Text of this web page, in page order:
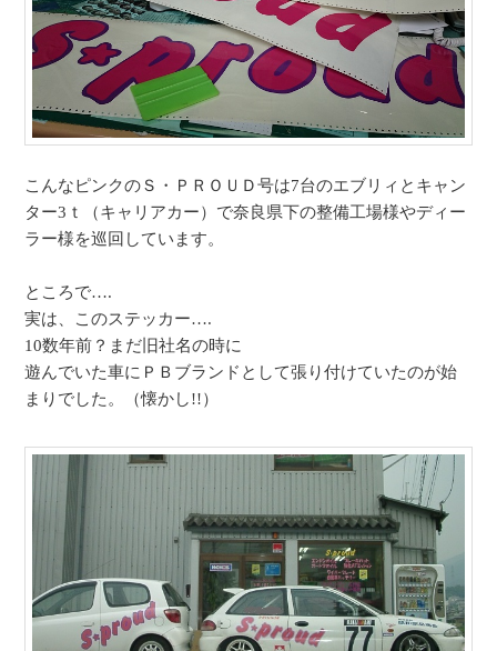
こんなピンクのＳ・ＰＲＯＵＤ号は7台のエブリィとキャン
ター3ｔ（キャリアカー）で奈良県下の整備工場様やディー
ラー様を巡回しています。
ところで….
実は、このステッカー….
10数年前？まだ旧社名の時に
遊んでいた車にＰＢブランドとして張り付けていたのが始
まりでした。（懐かし!!）